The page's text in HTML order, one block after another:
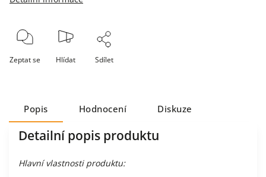
Zeptat se Hlídat Sdílet
Popis Hodnocení Diskuze
Detailní popis produktu
Hlavní vlastnosti produktu: